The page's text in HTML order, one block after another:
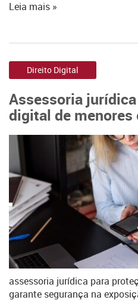
Leia mais »
Direito Digital
Assessoria
digital de menores
assessoria jurídica para
garante segurança na